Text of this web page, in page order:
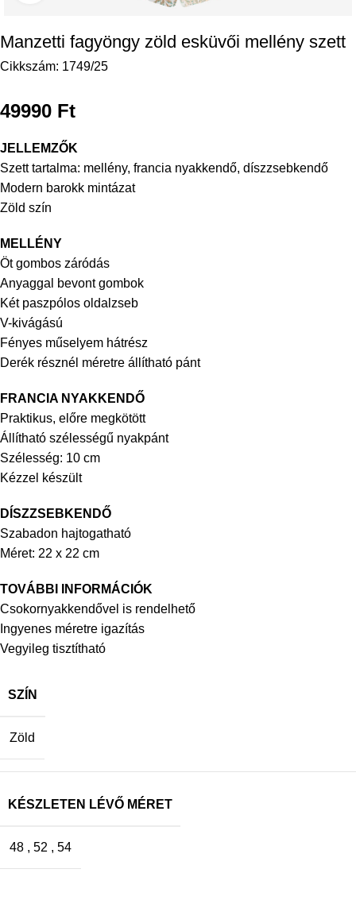
Manzetti fagyöngy zöld esküvői mellény szett
Cikkszám: 1749/25
49990 Ft
JELLEMZŐK
Szett tartalma: mellény, francia nyakkendő, díszzsebkendő
Modern barokk mintázat
Zöld szín
MELLÉNY
Öt gombos záródás
Anyaggal bevont gombok
Két paszpólos oldalzseb
V-kivágású
Fényes műselyem hátrész
Derék résznél méretre állítható pánt
FRANCIA NYAKKENDŐ
Praktikus, előre megkötött
Állítható szélességű nyakpánt
Szélesség: 10 cm
Kézzel készült
DÍSZZSEBKENDŐ
Szabadon hajtogatható
Méret: 22 x 22 cm
TOVÁBBI INFORMÁCIÓK
Csokornyakkendővel is rendelhető
Ingyenes méretre igazítás
Vegyileg tisztítható
SZÍN
Zöld
KÉSZLETEN LÉVŐ MÉRET
48 , 52 , 54